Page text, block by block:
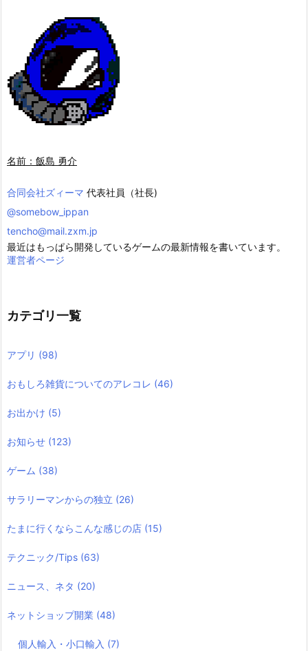
名前：飯島 勇介
合同会社ズィーマ 代表社員（社長)
@somebow_ippan
tencho@mail.zxm.jp
最近はもっぱら開発しているゲームの最新情報を書いています。
運営者ページ
カテゴリ一覧
アプリ (98)
おもしろ雑貨についてのアレコレ (46)
お出かけ (5)
お知らせ (123)
ゲーム (38)
サラリーマンからの独立 (26)
たまに行くならこんな感じの店 (15)
テクニック/Tips (63)
ニュース、ネタ (20)
ネットショップ開業 (48)
個人輸入・小口輸入 (7)